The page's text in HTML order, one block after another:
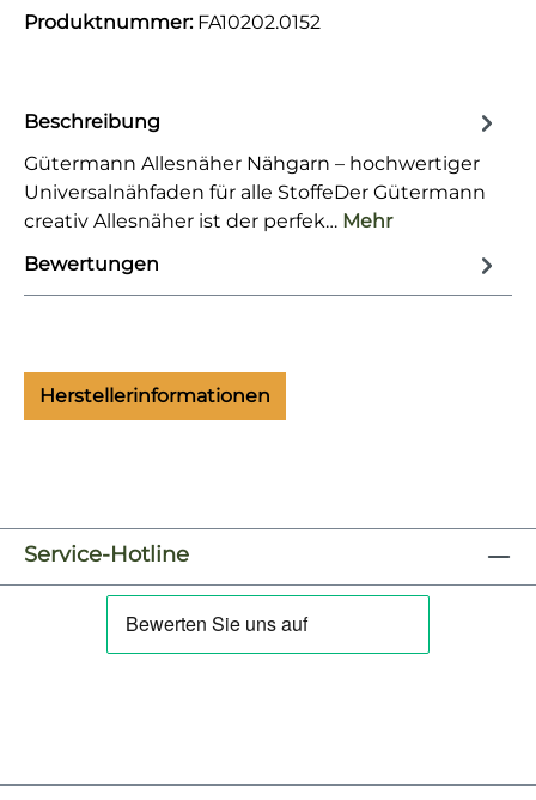
Produktnummer: FA10202.0152
Beschreibung
Gütermann Allesnäher Nähgarn – hochwertiger
Universalnähfaden für alle StoffeDer Gütermann
creativ Allesnäher ist der perfek… Mehr
Bewertungen
Herstellerinformationen
Service-Hotline